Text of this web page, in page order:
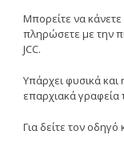
Μπορείτε να κάνετε
πληρώσετε με την
JCC.
Υπάρχει φυσικά και
επαρχιακά γραφεία
Για δείτε τον